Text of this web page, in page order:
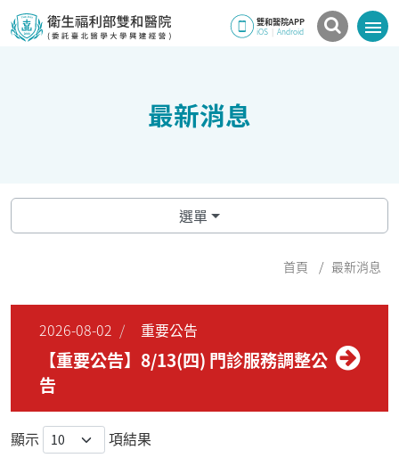
雙和醫院APP
iOS Android
最新消息
選單
首頁 最新消息
2026-08-02 重要公告
【重要公告】8/13(四) 門診服務調整公
告
顯示
項結果